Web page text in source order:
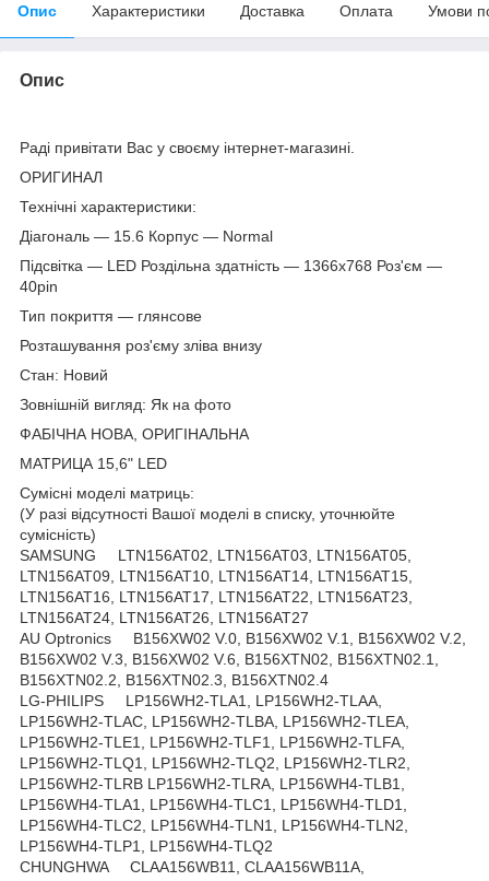
Опис Характеристики Доставка Оплата Умови
Опис
Раді привітати Вас у своєму інтернет-магазині.
ОРИГИНАЛ
Технічні характеристики:
Діагональ — 15.6 Корпус — Normal
Підсвітка — LED Роздільна здатність — 1366х768 Роз'єм —
40pin
Тип покриття — глянсове
Розташування роз'єму зліва внизу
Стан: Новий
Зовнішній вигляд: Як на фото
ФАБІЧНА НОВА, ОРИГІНАЛЬНА
МАТРИЦА 15,6" LED
Сумісні моделі матриць:
(У разі відсутності Вашої моделі в списку, уточнюйте
сумісність)
SAMSUNG LTN156AT02, LTN156AT03, LTN156AT05,
LTN156AT09, LTN156AT10, LTN156AT14, LTN156AT15,
LTN156AT16, LTN156AT17, LTN156AT22, LTN156AT23,
LTN156AT24, LTN156AT26, LTN156AT27
AU Optronics B156XW02 V.0, B156XW02 V.1, B156XW02 V.2,
B156XW02 V.3, B156XW02 V.6, B156XTN02, B156XTN02.1,
B156XTN02.2, B156XTN02.3, B156XTN02.4
LG-PHILIPS LP156WH2-TLA1, LP156WH2-TLAA,
LP156WH2-TLAC, LP156WH2-TLBA, LP156WH2-TLEA,
LP156WH2-TLE1, LP156WH2-TLF1, LP156WH2-TLFA,
LP156WH2-TLQ1, LP156WH2-TLQ2, LP156WH2-TLR2,
LP156WH2-TLRB LP156WH2-TLRA, LP156WH4-TLB1,
LP156WH4-TLA1, LP156WH4-TLC1, LP156WH4-TLD1,
LP156WH4-TLC2, LP156WH4-TLN1, LP156WH4-TLN2,
LP156WH4-TLP1, LP156WH4-TLQ2
CHUNGHWA CLAA156WB11, CLAA156WB11A,